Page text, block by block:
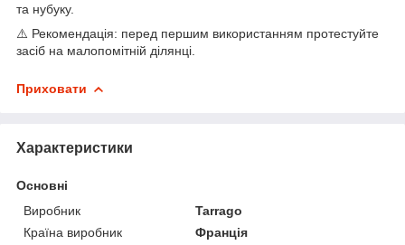
та нубуку.
⚠️ Рекомендація: перед першим використанням протестуйте
засіб на малопомітній ділянці.
Приховати
Характеристики
Основні
Виробник
Tarrago
Країна виробник
Франція